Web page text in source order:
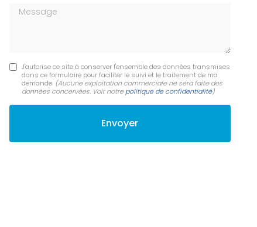
Message
J'autorise ce site à conserver l'ensemble des données transmises
dans ce formulaire pour faciliter le suivi et le traitement de ma
demande. (Aucune exploitation commerciale ne sera faite des
données concervées. Voir notrepolitique de confidentialité)